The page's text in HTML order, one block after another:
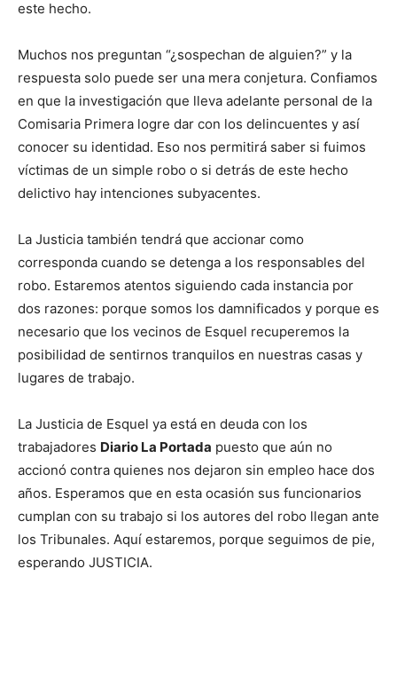
este hecho.
Muchos nos preguntan “¿sospechan de alguien?” y la
respuesta solo puede ser una mera conjetura. Confiamos
en que la investigación que lleva adelante personal de la
Comisaria Primera logre dar con los delincuentes y así
conocer su identidad. Eso nos permitirá saber si fuimos
víctimas de un simple robo o si detrás de este hecho
delictivo hay intenciones subyacentes.
La Justicia también tendrá que accionar como
corresponda cuando se detenga a los responsables del
robo. Estaremos atentos siguiendo cada instancia por
dos razones: porque somos los damnificados y porque es
necesario que los vecinos de Esquel recuperemos la
posibilidad de sentirnos tranquilos en nuestras casas y
lugares de trabajo.
La Justicia de Esquel ya está en deuda con los
trabajadores Diario La Portada puesto que aún no
accionó contra quienes nos dejaron sin empleo hace dos
años. Esperamos que en esta ocasión sus funcionarios
cumplan con su trabajo si los autores del robo llegan ante
los Tribunales. Aquí estaremos, porque seguimos de pie,
esperando JUSTICIA.